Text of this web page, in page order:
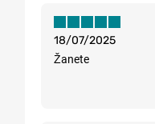
18/07/2025
Žanete